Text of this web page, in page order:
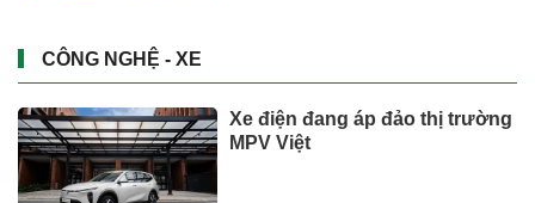
CÔNG NGHỆ - XE
Xe điện đang áp đảo thị trường
MPV Việt